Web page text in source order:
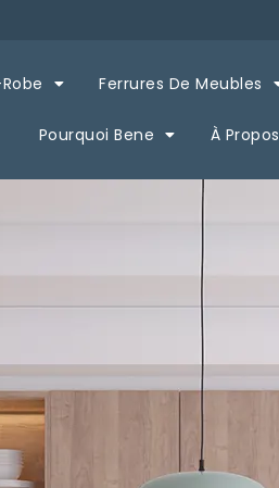
Ferrures De Meubles
Pourquoi Bene À Propos